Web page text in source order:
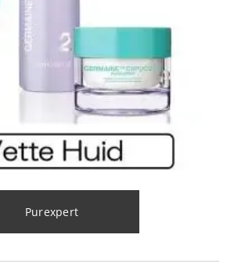
Purexpert